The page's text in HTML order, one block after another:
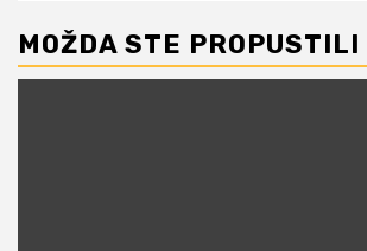
MOŽDA STE PROPUSTILI